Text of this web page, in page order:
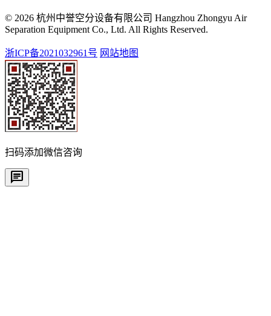
© 2026 杭州中誉空分设备有限公司 Hangzhou Zhongyu Air
Separation Equipment Co., Ltd. All Rights Reserved.
浙ICP备2021032961号 网站地图
扫码添加微信咨询
chat